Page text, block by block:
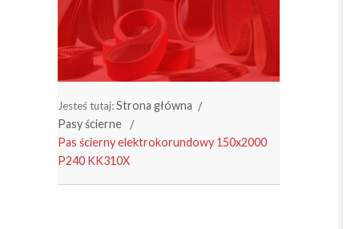
Jesteś tutaj:Strona główna
Pasy ścierne
Pas ścierny elektrokorundowy 150x2000
P240 KK310X